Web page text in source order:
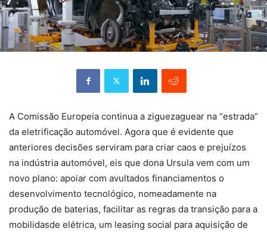
A Comissão Europeia continua a ziguezaguear na “estrada”
da eletrificação automóvel. Agora que é evidente que
anteriores decisões serviram para criar caos e prejuízos
na indústria automóvel, eis que dona Ursula vem com um
novo plano: apoiar com avultados financiamentos o
desenvolvimento tecnológico, nomeadamente na
produção de baterias, facilitar as regras da transição para a
mobilidasde elétrica, um leasing social para aquisição de